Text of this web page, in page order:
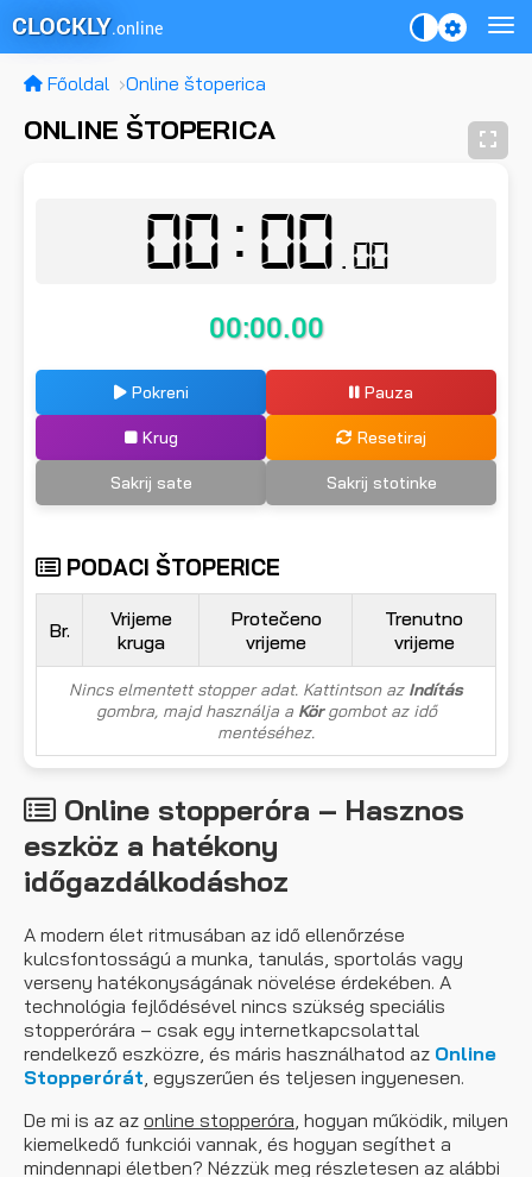
CLOCKLY.online
Főoldal Online štoperica
ONLINE ŠTOPERICA
00:00 .00
00:00.00
Pokreni Pauza
Krug Resetiraj
Sakrij sate Sakrij stotinke
PODACI ŠTOPERICE
Br.
Vrijeme
kruga
Protečeno
vrijeme
Trenutno
vrijeme
Nincs elmentett stopper adat. Kattintson az Indítás
gombra, majd használja a Körgombot az idő
mentéséhez.
Online stopperóra – Hasznos
eszköz a hatékony
időgazdálkodáshoz
A modern élet ritmusában az idő ellenőrzése
kulcsfontosságú a munka, tanulás, sportolás vagy
verseny hatékonyságának növelése érdekében. A
technológia fejlődésével nincs szükség speciális
stopperórára – csak egy internetkapcsolattal
rendelkező eszközre, és máris használhatod az Online
Stopperórát, egyszerűen és teljesen ingyenesen.
De mi is az az online stopperóra, hogyan működik, milyen
kiemelkedő funkciói vannak, és hogyan segíthet a
mindennapi életben? Nézzük meg részletesen az alábbi